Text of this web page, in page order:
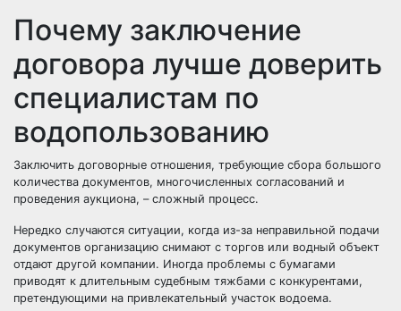
Почему заключение
договора лучше доверить
специалистам по
водопользованию
Заключить договорные отношения, требующие сбора большого
количества документов, многочисленных согласований и
проведения аукциона, – сложный процесс.
Нередко случаются ситуации, когда из-за неправильной подачи
документов организацию снимают с торгов или водный объект
отдают другой компании. Иногда проблемы с бумагами
приводят к длительным судебным тяжбами с конкурентами,
претендующими на привлекательный участок водоема.